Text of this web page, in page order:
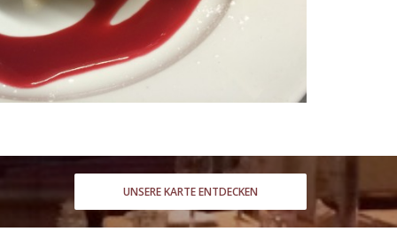
UNSERE KARTE ENTDECKEN